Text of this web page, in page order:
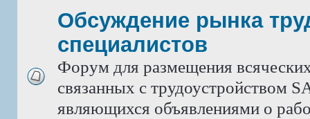
Обсуждение рынка
специалистов
Форум для размещения
связанных с трудоустройством
являющихся объявлениями о